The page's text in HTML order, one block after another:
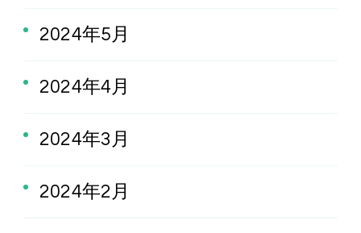
2024年5月
2024年4月
2024年3月
2024年2月